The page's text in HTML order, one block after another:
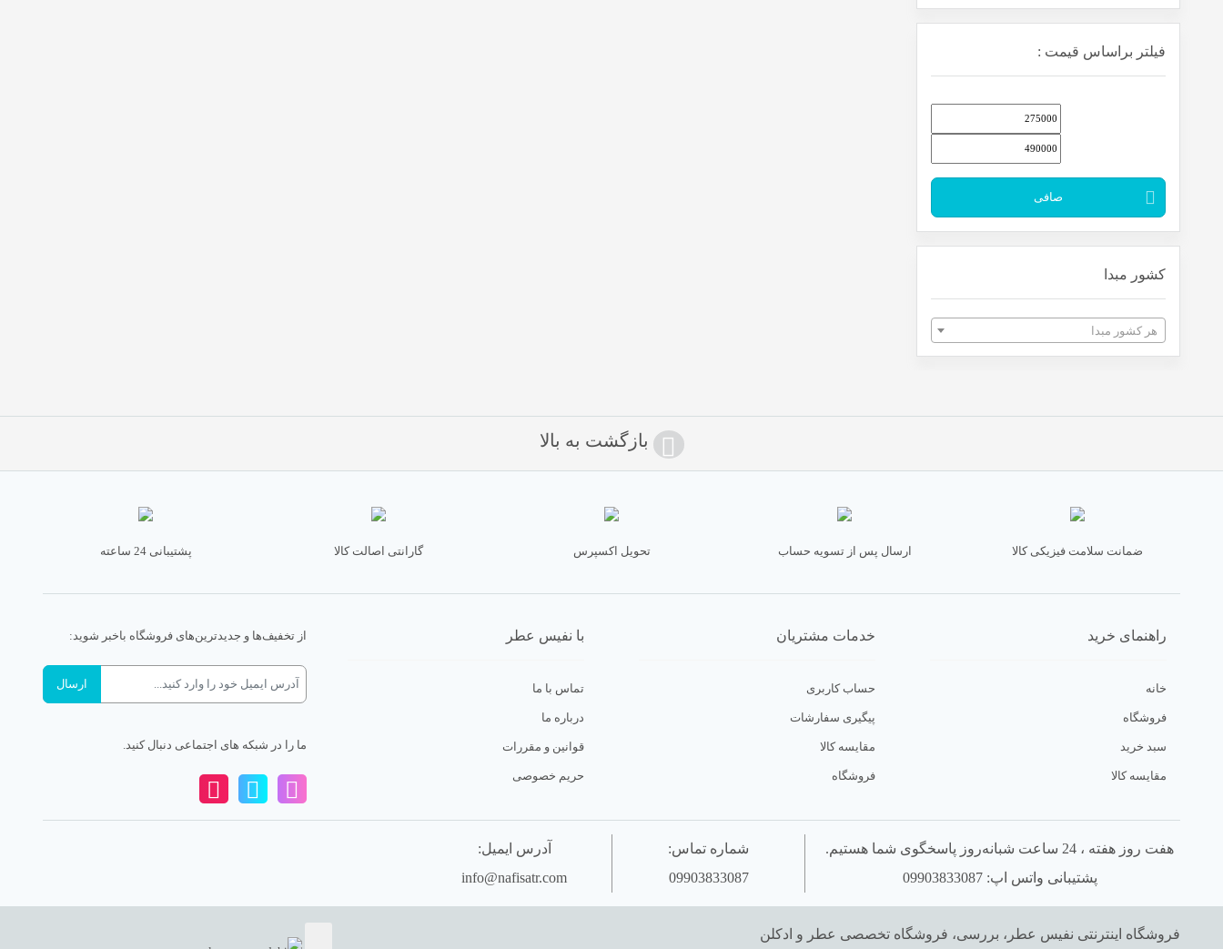
بل
پارفومز د مارلی
پتال فرش
جوپ
دیپ رومانس
دیزل
رالف لورن (POLO)
رولوشن
فیلتر براساس قیمت :
صافی
کشور مبدا
هر کشور مبدا
بازگشت به بالا
ضمانت سلامت فیزیکی کالا ارسال پس از تسویه حساب تحویل اکسپرس گارانتی اصالت کالا پشتیبانی 24 ساعته
راهنمای خرید
خانه
فروشگاه
سبد خرید
مقایسه کالا
خدمات مشتریان
حساب کاربری
پیگیری سفارشات
مقایسه کالا
فروشگاه
با نفیس عطر
تماس با ما
درباره ما
قوانین و مقررات
حریم خصوصی
از تخفیف‌ها و جدیدترین‌های فروشگاه باخبر شوید:
ما را در شبکه های اجتماعی دنبال کنید.
هفت روز هفته ، 24 ساعت شبانه‌روز پاسخگوی شما هستیم.
پشتیبانی واتس اپ: 09903833087
شماره تماس:
09903833087
آدرس ایمیل:
info@nafisatr.com
فروشگاه اینترنتی نفیس عطر، بررسی، فروشگاه تخصصی عطر و ادکلن